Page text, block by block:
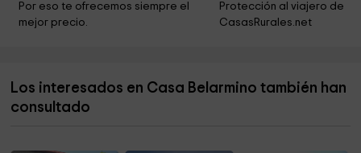
2,9 km
Iglesia San Roman
Por eso te ofrecemos siempre el
mejor precio.
Protección al viajero de
CasasRurales.net
Los interesados en Casa Belarmino también han
consultado